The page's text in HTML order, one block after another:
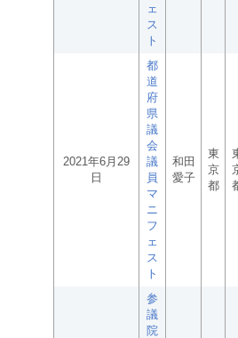
ェ
ス
ト
2021年6月29
日
都
道
府
県
議
会
議
員
マ
ニ
フ
ェ
ス
ト
和田
愛子
東
京
都
参
議
院